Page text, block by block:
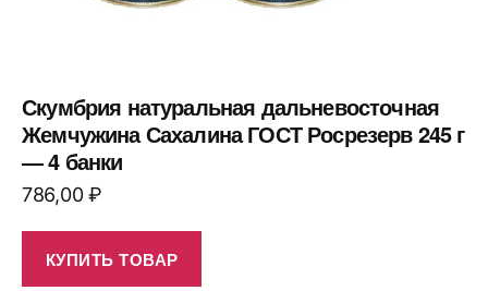
Скумбрия натуральная дальневосточная
Жемчужина Сахалина ГОСТ Росрезерв 245 г
— 4 банки
786,00₽
КУПИТЬ ТОВАР